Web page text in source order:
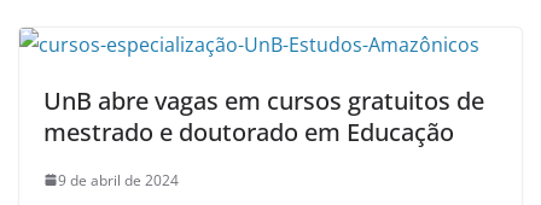
UnB abre vagas em cursos gratuitos de
mestrado e doutorado em Educação
9 de abril de 2024